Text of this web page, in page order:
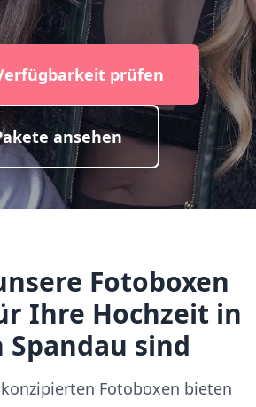
prüfen
ansehen
Fotoboxen
Ihre Hochzeit in
Spandau sind
Fotoboxen bieten